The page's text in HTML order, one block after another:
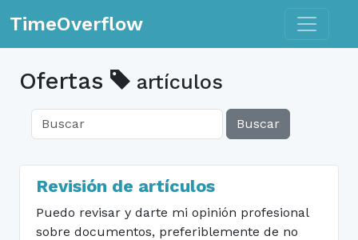
TimeOverflow Toggle
Ofertas artículos
Buscar
Revisión de artículos
Puedo revisar y darte mi opinión profesional
sobre documentos, preferiblemente de no